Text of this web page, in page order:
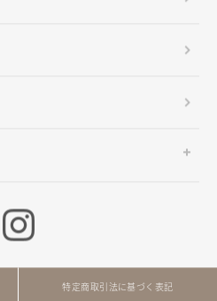
特定商取引法に基づく表記